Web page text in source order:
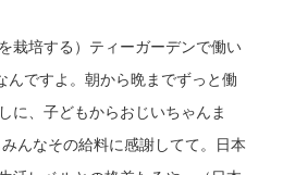
栽培する）ティーガーデンで働い
んですよ。朝から晩までずっと働
に、子どもからおじいちゃんま
んなその給料に感謝してて。日本